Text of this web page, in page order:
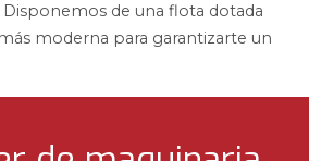
de una flota dotada
moderna para garantizarte un